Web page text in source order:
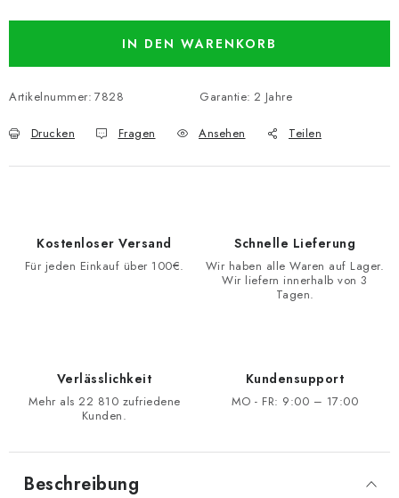
IN DEN WARENKORB
Artikelnummer: 7828 Garantie: 2 Jahre
Drucken Fragen Ansehen Teilen
Kostenloser Versand
Für jeden Einkauf über 100€.
Schnelle Lieferung
Wir haben alle Waren auf Lager.
Wir liefern innerhalb von 3
Tagen.
Verlässlichkeit
Mehr als 22 810 zufriedene
Kunden.
Kundensupport
MO - FR: 9:00 – 17:00
Beschreibung